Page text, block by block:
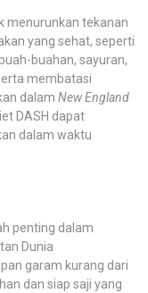
menurunkan tekanan
yang sehat, seperti
buahan, sayuran,
membatasi
dalam New England
DASH dapat
dalam waktu
penting dalam
Dunia
garam kurang dari
dan siap saji yang